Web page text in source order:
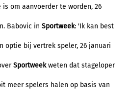
om aanvoerder te worden, 26
Babovic in Sportweek: 'Ik kan best
optie bij vertrek speler, 26 januari
Sportweekweten dat stageloper
meer spelers halen op basis van